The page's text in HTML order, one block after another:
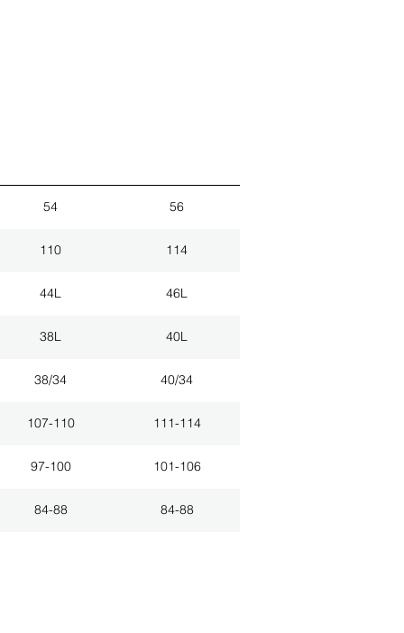
54 56
110 114
44L 46L
38L 40L
38/34 40/34
107-110 111-114
97-100 101-106
84-88 84-88